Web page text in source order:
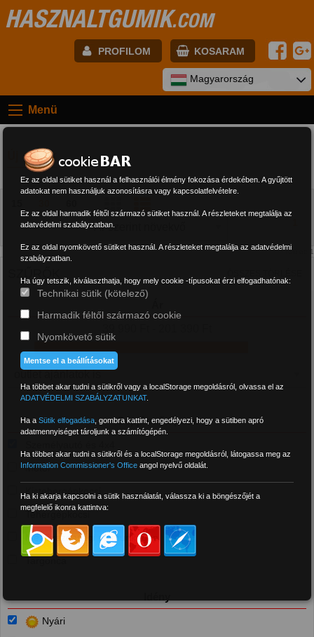
HASZNALTGUMIK.COM
PROFILOM KOSARAM
Jelszó:
Regisztráció BELÉPÉS
Magyarország
Menü
Új gumik
Találat: 1
SZŰRŐK
Gépjármű típusa
Motor
Kistehergépkocsi
Tehergépkocsi
Mezőgazdasági és munkagép
Nyári
Ez az oldal sütiket használ a felhasználói élmény fokozása érdekében. A gyűjtött
adatokat nem használjuk azonosításra vagy kapcsolatfelvételre.
Ez az oldal harmadik féltől származó sütiket használ. A részleteket megtalálja az
adatvédelmi szabályzatban.
Ez az oldal nyomkövető sütiket használ. A részleteket megtalálja az adatvédelmi
szabályzatban.
Ha úgy tetszik, kiválaszthatja, hogy mely cookie -típusokat érzi elfogadhatónak:
Technikai sütik (kötelező)
Harmadik féltől származó cookie
Nyomkövető sütik
Mentse el a beállításokat
Ha többet akar tudni a sütikről vagy a localStorage megoldásról, olvassa el az
ADATVÉDELMI SZABÁLYZATUNKAT.
Ha aSütik elfogadása ,gombra kattint, engedélyezi, hogy a sütiben apró
adatmennyiséget tároljunk a számítógépén.
Ha többet akar tudni a sütikről és a localStorage megoldásról, látogassa meg az
Information Commissioner's Office angol nyelvű oldalát.
Ha ki akarja kapcsolni a sütik használatát, válassza ki a böngészőjét a
megfelelő ikonra kattintva: